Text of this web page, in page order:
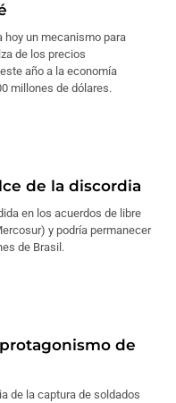
hoy un mecanismo para
de los precios
año a la economía
millones de dólares.
de la discordia
en los acuerdos de libre
y podría permanecer
de Brasil.
protagonismo de
de la captura de soldados